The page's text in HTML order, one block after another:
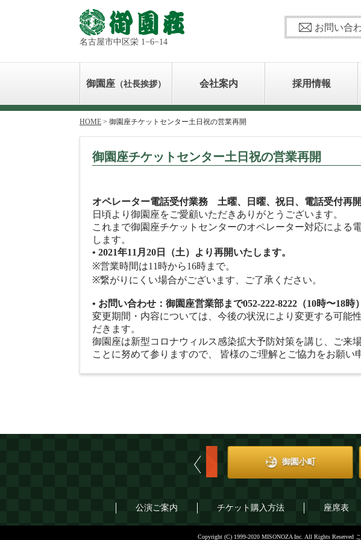
名古屋市中区栄 1−6−14
お問い合
御園座 （社長挨拶） 会社案内 採用情報
HOME > 御園座チケットセンター土日祝の営業再開
御園座チケットセンター土日祝の営業再開
オペレーター電話受付業務 土曜、日曜、祝日、電話受付再
日頃より御園座をご愛顧いただきありがとうございます。
これまで御園座チケットセンターのオペレーター対応による
します。
• 2021年11月20日（土）より再開いたします。
※営業時間は11時から16時まで。
※繋がりにくい場合がございます、ご了承ください。
• お問い合わせ：御園座営業部まで052-222-8222（10時〜18時）
変更期間・内容については、今後の状況により変更する可能
だきます。
御園座は新型コロナウィルス感染拡大予防対策を講じ、ご来
ことに努めて参りますので、 皆様のご理解とご協力をお願い
御園小町
公演ご案内 チケット購入方法 座席表
Copyright (C) 1999-2020 MISONOZA Inc. All Rights